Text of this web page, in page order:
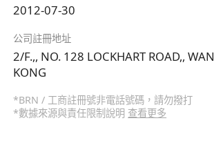
2012-07-30
公司註冊地址
2/F.,, NO. 128 LOCKHART ROAD,,
KONG
*BRN / 工商註冊號非電話號碼，請勿撥打
*數據來源與責任限制說明 查看更多